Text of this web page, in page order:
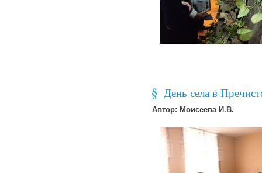
День села в
Автор: Моисеева И.В.